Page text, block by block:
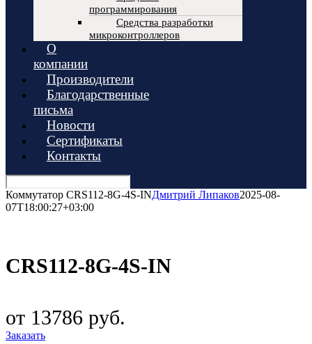
программирования
Средства разработки
микроконтроллеров
О
компании
Производители
Благодарственные
письма
Новости
Сертификаты
Контакты
Коммутатор CRS112-8G-4S-INДмитрий Липаков2025-08-
07T18:00:27+03:00
CRS112-8G-4S-IN
от 13786 руб.
Заказать